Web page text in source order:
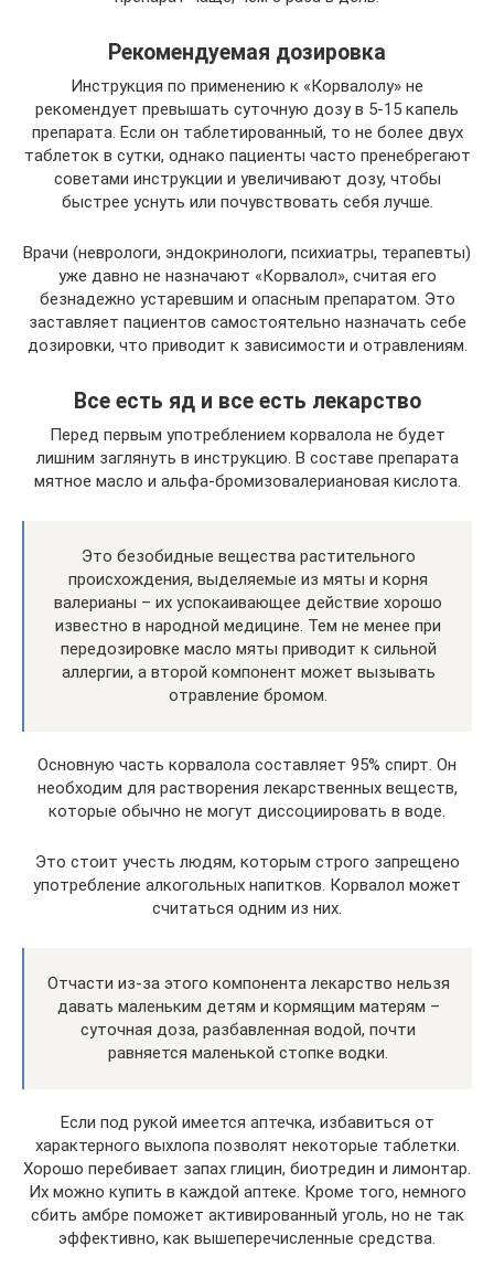
Рекомендуемая дозировка
Инструкция по применению к «Корвалолу» не
рекомендует превышать суточную дозу в 5-15 капель
препарата. Если он таблетированный, то не более двух
таблеток в сутки, однако пациенты часто пренебрегают
советами инструкции и увеличивают дозу, чтобы
быстрее уснуть или почувствовать себя лучше.
Врачи (неврологи, эндокринологи, психиатры, терапевты)
уже давно не назначают «Корвалол», считая его
безнадежно устаревшим и опасным препаратом. Это
заставляет пациентов самостоятельно назначать себе
дозировки, что приводит к зависимости и отравлениям.
Все есть яд и все есть лекарство
Перед первым употреблением корвалола не будет
лишним заглянуть в инструкцию. В составе препарата
мятное масло и альфа-бромизовалериановая кислота.
Это безобидные вещества растительного
происхождения, выделяемые из мяты и корня
валерианы – их успокаивающее действие хорошо
известно в народной медицине. Тем не менее при
передозировке масло мяты приводит к сильной
аллергии, а второй компонент может вызывать
отравление бромом.
Основную часть корвалола составляет 95% спирт. Он
необходим для растворения лекарственных веществ,
которые обычно не могут диссоциировать в воде.
Это стоит учесть людям, которым строго запрещено
употребление алкогольных напитков. Корвалол может
считаться одним из них.
Отчасти из-за этого компонента лекарство нельзя
давать маленьким детям и кормящим матерям –
суточная доза, разбавленная водой, почти
равняется маленькой стопке водки.
Если под рукой имеется аптечка, избавиться от
характерного выхлопа позволят некоторые таблетки.
Хорошо перебивает запах глицин, биотредин и лимонтар.
Их можно купить в каждой аптеке. Кроме того, немного
сбить амбре поможет активированный уголь, но не так
эффективно, как вышеперечисленные средства.